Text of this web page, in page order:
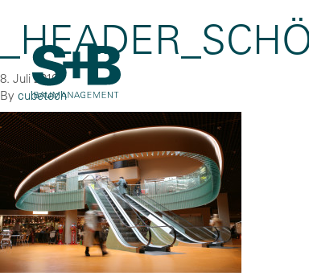
8. Juli 2016
By cubetech